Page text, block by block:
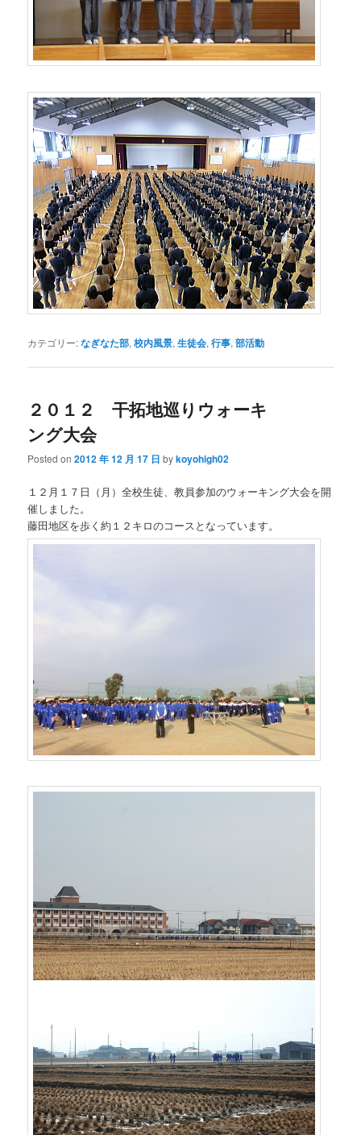
カテゴリー:なぎなた部,校内風景,生徒会,行事,部活動
２０１２ 干拓地巡りウォーキ
ング大会
Posted on2012 年 12 月 17 日 bykoyohigh02
１２月１７日（月）全校生徒、教員参加のウォーキング大会を開
催しました。
藤田地区を歩く約１２キロのコースとなっています。